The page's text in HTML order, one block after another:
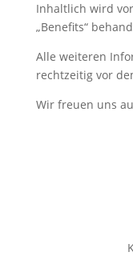
Inhaltlich wird
„Benefits“
Alle weiteren
rechtzeitig vor
Wir freuen uns